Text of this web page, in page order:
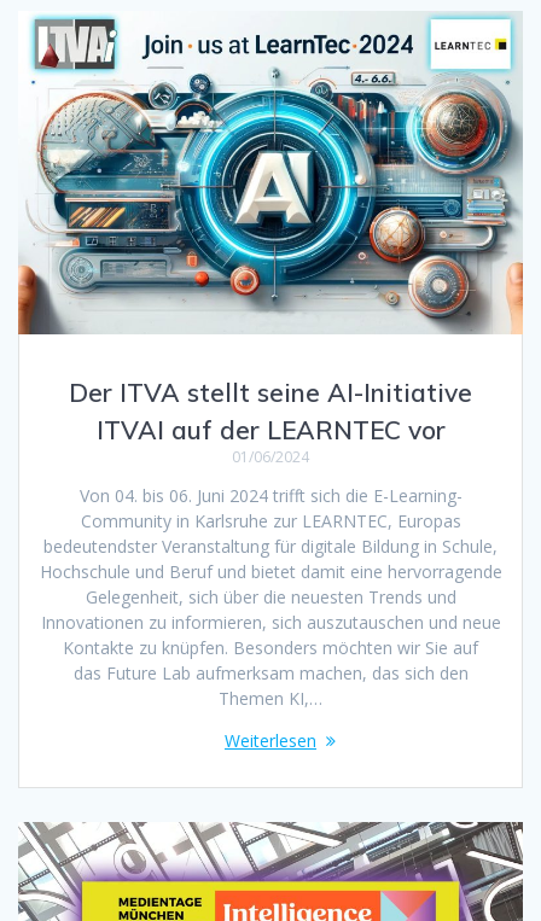
Der ITVA stellt seine AI-Initiative
ITVAI auf der LEARNTEC vor
01/06/2024
Von 04. bis 06. Juni 2024 trifft sich die E-Learning-
Community in Karlsruhe zur LEARNTEC, Europas
bedeutendster Veranstaltung für digitale Bildung in Schule,
Hochschule und Beruf und bietet damit eine hervorragende
Gelegenheit, sich über die neuesten Trends und
Innovationen zu informieren, sich auszutauschen und neue
Kontakte zu knüpfen. Besonders möchten wir Sie auf
das Future Lab aufmerksam machen, das sich den
Themen KI,…
Weiterlesen